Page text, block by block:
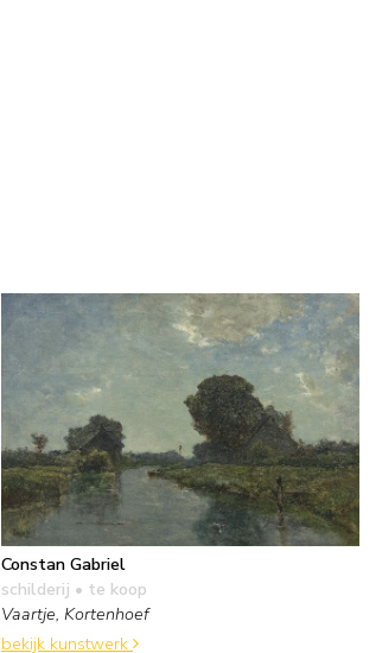
Constan Gabriel
schilderij • te koop
Vaartje, Kortenhoef
bekijk kunstwerk